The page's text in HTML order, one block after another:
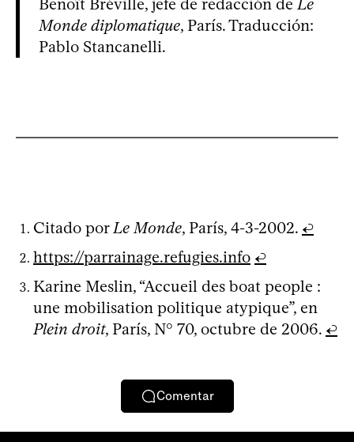
Benoît Bréville, jefe de redacción deLe
Monde diplomatique, París. Traducción:
Pablo Stancanelli.
Citado porLe Monde, París, 4-3-2002. ↩
https://parrainage.refugies.info ↩
Karine Meslin, “Accueil des boat people :
une mobilisation politique atypique”, en
Plein droit, París, N° 70, octubre de 2006. ↩
Comentar